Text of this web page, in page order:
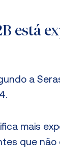
está
a
mais
que não